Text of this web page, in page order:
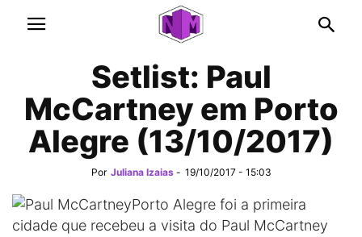
Setlist: Paul
McCartney em Porto
Alegre (13/10/2017)
Por Juliana Izaias - 19/10/2017 - 15:03
Porto Alegre foi a primeira
cidade que recebeu a visita do Paul McCartney